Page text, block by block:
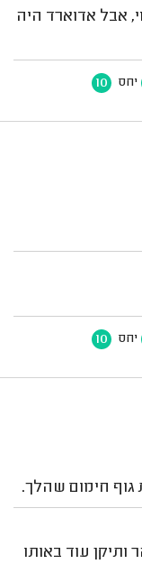
אבל אדוארד היה
יחס 10
יחס 10
גוף חימום שהלך.
עוד באותו